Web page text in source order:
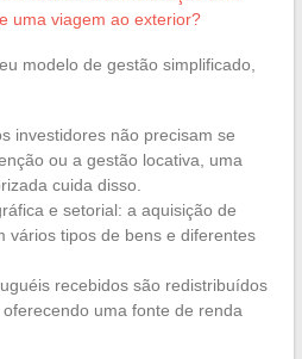
uma viagem ao exterior?
modelo de gestão simplificado,
investidores não precisam se
ou a gestão locativa, uma
cuida disso.
e setorial: a aquisição de
vários tipos de bens e diferentes
recebidos são redistribuídos
uma fonte de renda